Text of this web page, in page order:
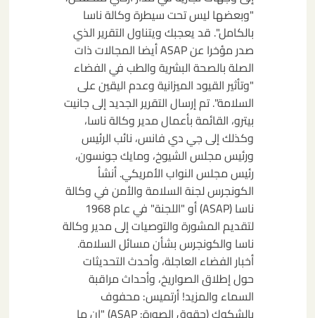
"وبعضها ليس تحت سيطرة وكالة ناسا
بالكامل". قد يعجبك ويتناول التقرير الذي
صدر مؤخرا عن ASAP أيضا المجالات ذات
الصلة بالصحة البشرية والطب في الفضاء
"وتأثير القيود الميزانية وعدم اليقين على
السلامة". تم إرسال التقرير الجديد إلى جانيت
بيترو، القائمة بأعمال مدير وكالة ناسا،
وكذلك إلى جي دي فانس، نائب الرئيس
ورئيس مجلس الشيوخ، ومايك جونسون،
رئيس مجلس النواب الأمريكي. أنشأ
الكونجرس لجنة السلامة والأمن في وكالة
ناسا (ASAP) أو "اللجنة" في عام 1968
لتقديم المشورة والتوصيات إلى مدير وكالة
ناسا والكونجرس بشأن مسائل السلامة.
أخبار الفضاء العاجلة، وأحدث التحديثات
حول إطلاق الصواريخ، وأحداث مراقبة
السماء والمزيد! أرتميس: محفوف
بالشكوك (حقوق الصورة: ASAP) "إن ما